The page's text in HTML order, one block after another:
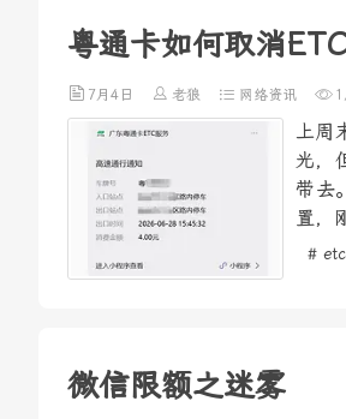
粤通卡如何取消
7月4日 老狼 网络资讯
上周
光，
带去
置，
# etc
微信限额之迷雾